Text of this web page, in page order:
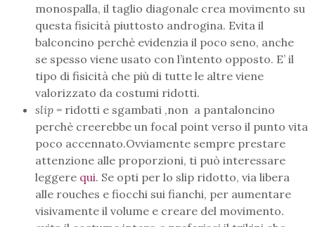
monospalla, il taglio diagonale crea movimento su
questa fisicità piuttosto androgina. Evita il
balconcino perchè evidenzia il poco seno, anche
se spesso viene usato con l’intento opposto. E’ il
tipo di fisicità che più di tutte le altre viene
valorizzato da costumi ridotti.
slip = ridotti e sgambati ,non a pantaloncino
perchè creerebbe un focal point verso il punto vita
poco accennato.Ovviamente sempre prestare
attenzione alle proporzioni, ti può interessare
leggere qui. Se opti per lo slip ridotto, via libera
alle rouches e fiocchi sui fianchi, per aumentare
visivamente il volume e creare del movimento.